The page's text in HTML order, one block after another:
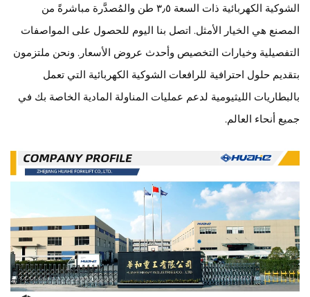
الشوكية الكهربائية ذات السعة ٣٫٥ طن والمُصدَّرة مباشرةً من
المصنع هي الخيار الأمثل. اتصل بنا اليوم للحصول على المواصفات
التفصيلية وخيارات التخصيص وأحدث عروض الأسعار. ونحن ملتزمون
بتقديم حلول احترافية للرافعات الشوكية الكهربائية التي تعمل
بالبطاريات الليثيومية لدعم عمليات المناولة المادية الخاصة بك في
جميع أنحاء العالم.